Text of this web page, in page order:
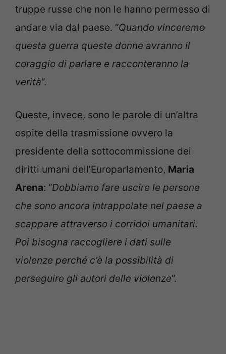
truppe russe che non le hanno permesso di
andare via dal paese. “Quando vinceremo
questa guerra queste donne avranno il
coraggio di parlare e racconteranno la
verità“.
Queste, invece, sono le parole di un’altra
ospite della trasmissione ovvero la
presidente della sottocommissione dei
diritti umani dell’Europarlamento, Maria
Arena: “Dobbiamo fare uscire le persone
che sono ancora intrappolate nel paese a
scappare attraverso i corridoi umanitari.
Poi bisogna raccogliere i dati sulle
violenze perché c’è la possibilità di
perseguire gli autori delle violenze“.